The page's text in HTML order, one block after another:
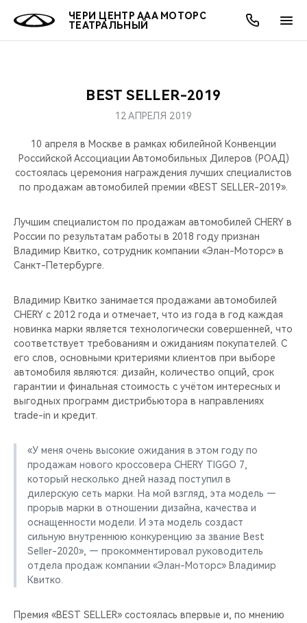
ЧЕРИ ЦЕНТР ААА МОТОРС
ТЕАТРАЛЬНЫЙ
МОДЕЛИ
КРОССОВЕРЫ
СЕДАНЫ
НОВИНКИ
ПОКУПАТЕЛЯМ
КРЕДИТ И СТРАХОВАНИЕ
ВЛАДЕЛЬЦАМ
ЗАПЧАСТИ И АКСЕССУАРЫ
CHERY CONNECT
МИР CHERY
О БРЕНДЕ
ЛЮДИ CHERY
БЛАГОТВОРИТЕЛЬНОСТЬ
CHERY REMOTE
CHERY И СПОРТ
НАШИ МЕРОПРИЯТИЯ
ВИДЕООБЗОРЫ
CHERY ДЛЯ ДЕТЕЙ
АКЦИИ
ОНЛАЙН СЕРВИСЫ
КРЕДИТ
О КОМПАНИИ
МЫ В СОЦСЕТЯХ
BEST SELLER-2019
12 АПРЕЛЯ 2019
10 апреля в Москве в рамках юбилейной Конвенции
Российской Ассоциации Автомобильных Дилеров (РОАД)
состоялась церемония награждения лучших специалистов
по продажам автомобилей премии «BEST SELLER-2019».
Лучшим специалистом по продажам автомобилей CHERY в
России по результатам работы в 2018 году признан
Владимир Квитко, сотрудник компании «Элан-Моторс» в
Санкт-Петербурге.
Владимир Квитко занимается продажами автомобилей
CHERY с 2012 года и отмечает, что из года в год каждая
новинка марки является технологически совершенней, что
соответствует требованиям и ожиданиям покупателей. С
его слов, основными критериями клиентов при выборе
автомобиля являются: дизайн, количество опций, срок
гарантии и финальная стоимость с учётом интересных и
выгодных программ дистрибьютора в направлениях
trade-in и кредит.
«У меня очень высокие ожидания в этом году по
продажам нового кроссовера CHERY TIGGO 7,
который несколько дней назад поступил в
дилерскую сеть марки. На мой взгляд, эта модель —
прорыв марки в отношении дизайна, качества и
оснащенности модели. И эта модель создаст
сильную внутреннюю конкуренцию за звание Best
Seller-2020», — прокомментировал руководитель
отдела продаж компании «Элан-Моторс» Владимир
Квитко.
Премия «BEST SELLER» состоялась впервые и, по мнению